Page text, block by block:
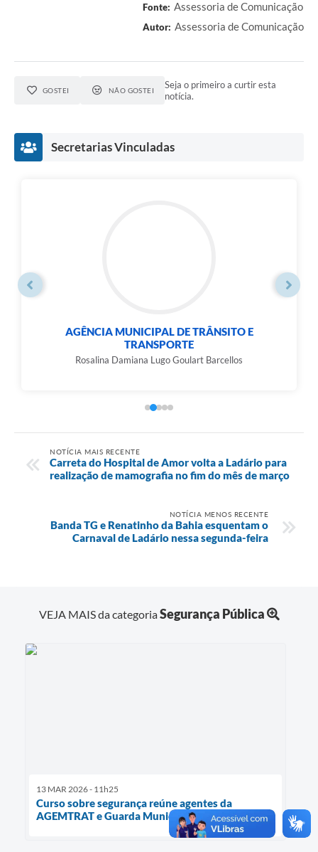
Fonte: Assessoria de Comunicação
Autor: Assessoria de Comunicação
GOSTEI NÃO GOSTEI
Seja o primeiro a curtir esta
notícia.
Secretarias Vinculadas
SECRETARIA MUNICIPAL DE INFRAESTRUTURA
E SERVIÇOS...
Waldecyr Ferreira de Arruda
NOTÍCIA MAIS RECENTE
Carreta do Hospital de Amor volta a Ladário para
realização de mamografia no fim do mês de março
NOTÍCIA MENOS RECENTE
Banda TG e Renatinho da Bahia esquentam o
Carnaval de Ladário nessa segunda-feira
VEJA MAIS da categoriaSegurança Pública
13 MAR 2026 - 11h25
Curso sobre segurança reúne agentes da
AGEMTRAT e Guarda Municipal em Ladário